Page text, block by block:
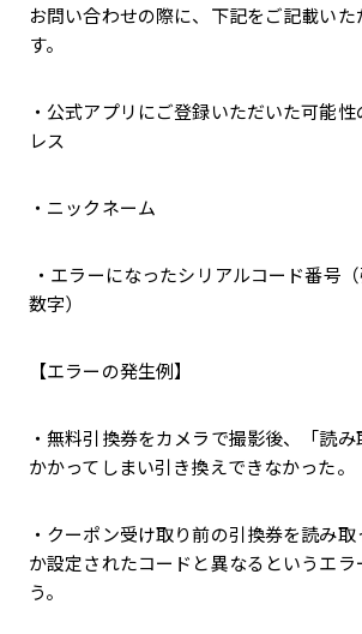
お問い合わせの際に、下記をご記載い
す。
・公式アプリにご登録いただいた可能
レス
・ニックネーム
・エラーになったシリアルコード番号
数字）
【エラーの発生例】
・無料引換券をカメラで撮影後、「読
かかってしまい引き換えできなかった。
・クーポン受け取り前の引換券を読み
か設定されたコードと異なるというエラ
う。